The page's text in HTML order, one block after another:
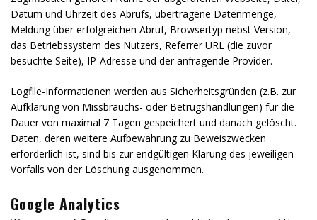
Datum und Uhrzeit des Abrufs, übertragene Datenmenge,
Meldung über erfolgreichen Abruf, Browsertyp nebst Version,
das Betriebssystem des Nutzers, Referrer URL (die zuvor
besuchte Seite), IP-Adresse und der anfragende Provider.
Logfile-Informationen werden aus Sicherheitsgründen (z.B. zur
Aufklärung von Missbrauchs- oder Betrugshandlungen) für die
Dauer von maximal 7 Tagen gespeichert und danach gelöscht.
Daten, deren weitere Aufbewahrung zu Beweiszwecken
erforderlich ist, sind bis zur endgültigen Klärung des jeweiligen
Vorfalls von der Löschung ausgenommen.
Google Analytics